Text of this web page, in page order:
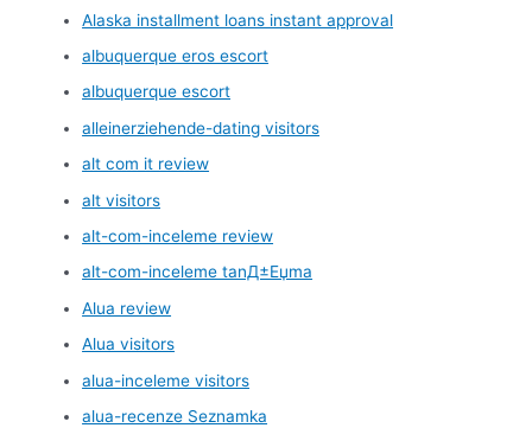
Alaska installment loans instant approval
albuquerque eros escort
albuquerque escort
alleinerziehende-dating visitors
alt com it review
alt visitors
alt-com-inceleme review
alt-com-inceleme tanД±Еџma
Alua review
Alua visitors
alua-inceleme visitors
alua-recenze Seznamka